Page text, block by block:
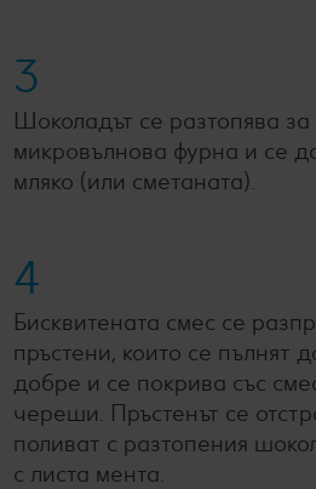
3
Шоколадът се разтопява за
микровълнова фурна и се
мляко (или сметаната).
4
Бисквитената смес се
пръстени, които се пълнят
добре и се покрива със
череши. Пръстенът се
поливат с разтопения
с листа мента.